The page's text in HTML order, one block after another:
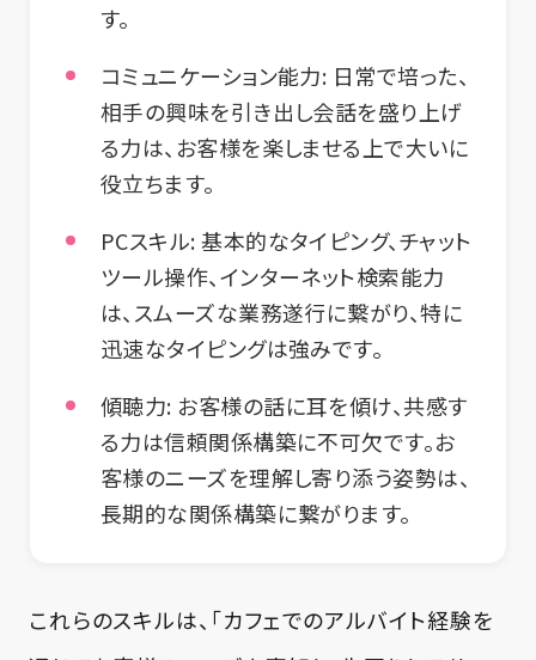
す。
コミュニケーション能力: 日常で培った、
相手の興味を引き出し会話を盛り上げ
る力は、お客様を楽しませる上で大いに
役立ちます。
PCスキル:基本的なタイピング、チャット
ツール操作、インターネット検索能力
は、スムーズな業務遂行に繋がり、特に
迅速なタイピングは強みです。
傾聴力: お客様の話に耳を傾け、共感す
る力は信頼関係構築に不可欠です。お
客様のニーズを理解し寄り添う姿勢は、
長期的な関係構築に繋がります。
これらのスキルは、「カフェでのアルバイト経験を